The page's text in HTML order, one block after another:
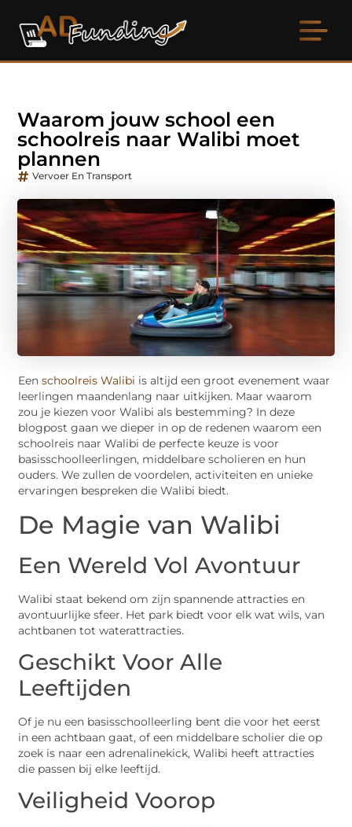
Waarom jouw school een
schoolreis naar Walibi moet
plannen
Vervoer En Transport
Eenschoolreis Walibi is altijd een groot evenement waar
leerlingen maandenlang naar uitkijken. Maar waarom
zou je kiezen voor Walibi als bestemming? In deze
blogpost gaan we dieper in op de redenen waarom een
schoolreis naar Walibi de perfecte keuze is voor
basisschoolleerlingen, middelbare scholieren en hun
ouders. We zullen de voordelen, activiteiten en unieke
ervaringen bespreken die Walibi biedt.
De Magie van Walibi
Een Wereld Vol Avontuur
Walibi staat bekend om zijn spannende attracties en
avontuurlijke sfeer. Het park biedt voor elk wat wils, van
achtbanen tot waterattracties.
Geschikt Voor Alle
Leeftijden
Of je nu een basisschoolleerling bent die voor het eerst
in een achtbaan gaat, of een middelbare scholier die op
zoek is naar een adrenalinekick, Walibi heeft attracties
die passen bij elke leeftijd.
Veiligheid Voorop